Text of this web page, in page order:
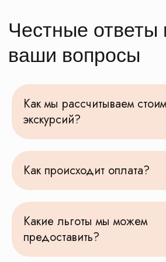
Как мы рассчитываем
экскурсий?
Как происходит оплата?
Какие льготы мы можем
предоставить?